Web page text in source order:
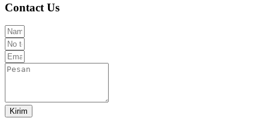
Contact Us
Kirim